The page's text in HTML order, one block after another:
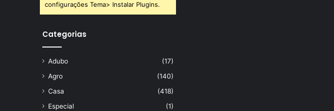
configurações Tema> Instalar Plugins.
Categorias
Adubo
(17)
Agro
(140)
Casa
(418)
Especial
(1)